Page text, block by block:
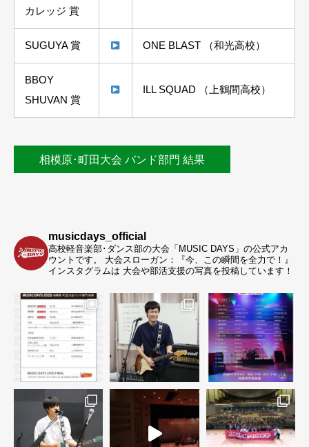
カレッジ 賞
SUGUYA 賞 ONE BLAST （和光高校）
BBOY
SHUVAN 賞
ILL SQUAD （上鶴間高校）
相模原･町田大会 バンド部門 結果
musicdays_official
高校軽音楽部･ダンス部の大会「MUSIC DAYS」の公式アカ
ウントです。
大会スローガン：『今、この瞬間を全力で！』
インスタグラムは 大会や部活支援の写真を投稿しています！